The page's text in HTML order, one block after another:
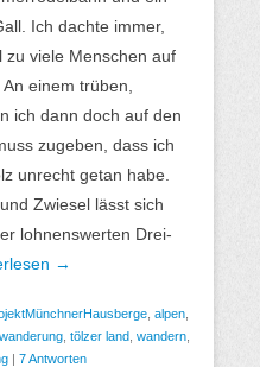
Ich dachte immer,
zu viele Menschen auf
einem trüben,
ich dann doch auf den
zugeben, dass ich
unrecht getan habe.
Zwiesel lässt sich
lohnenswerten Drei-
→
alpen
tölzer land wandern
| 7 Antworten